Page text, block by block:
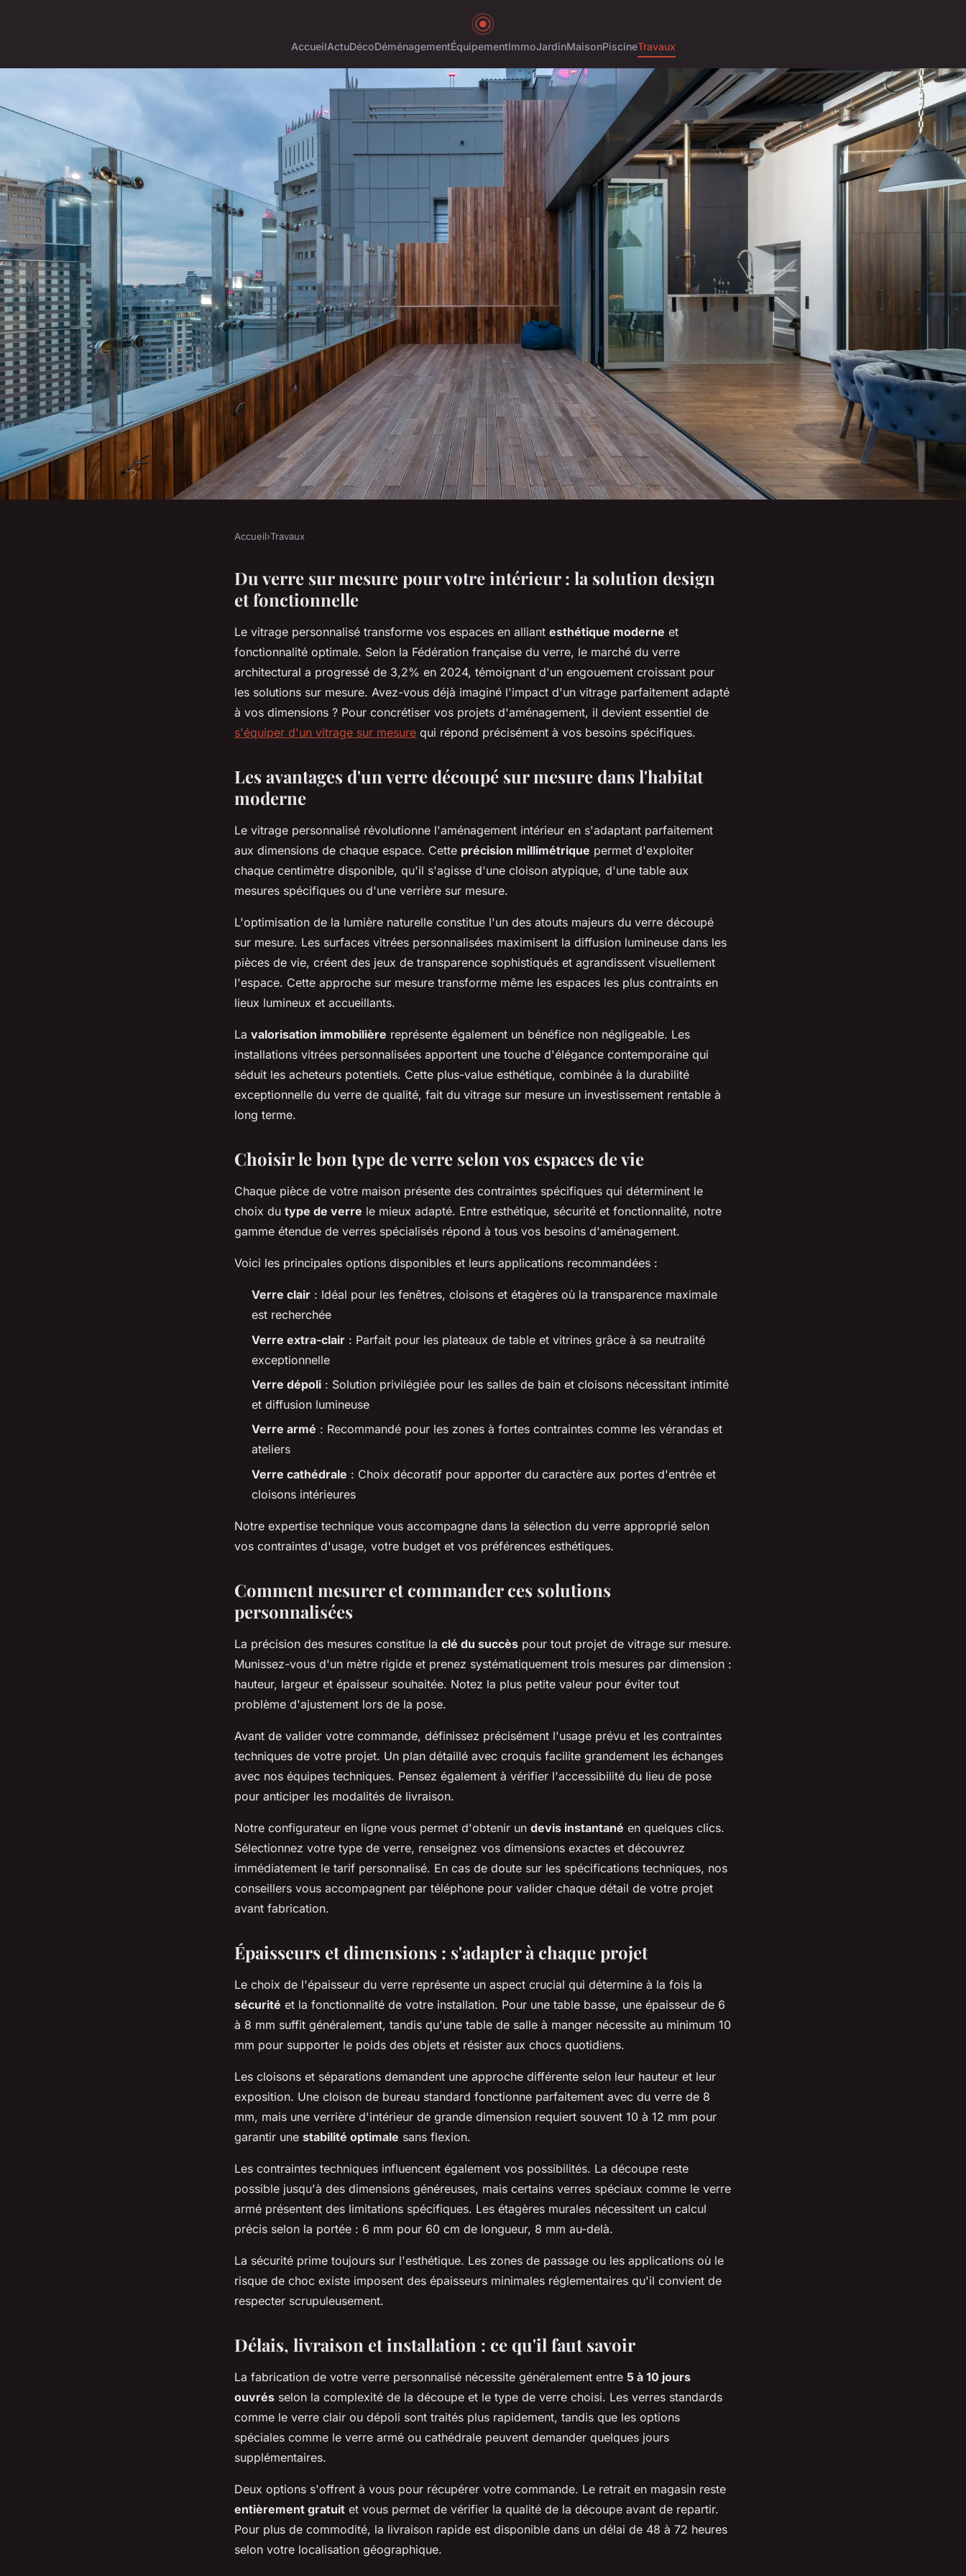
AccueilActuDécoDéménagementÉquipementImmoJardinMaisonPiscineTravaux
Vitrage sur mesure : illuminez votre
intérieur avec élégance
Accueil›Travaux
Du verre sur mesure pour votre intérieur : la solution design
et fonctionnelle
Le vitrage personnalisé transforme vos espaces en alliant esthétique moderne et
fonctionnalité optimale. Selon la Fédération française du verre, le marché du verre
architectural a progressé de 3,2% en 2024, témoignant d'un engouement croissant pour
les solutions sur mesure. Avez-vous déjà imaginé l'impact d'un vitrage parfaitement adapté
à vos dimensions ? Pour concrétiser vos projets d'aménagement, il devient essentiel de
s'équiper d'un vitrage sur mesure qui répond précisément à vos besoins spécifiques.
Les avantages d'un verre découpé sur mesure dans l'habitat
moderne
Le vitrage personnalisé révolutionne l'aménagement intérieur en s'adaptant parfaitement
aux dimensions de chaque espace. Cette précision millimétrique permet d'exploiter
chaque centimètre disponible, qu'il s'agisse d'une cloison atypique, d'une table aux
mesures spécifiques ou d'une verrière sur mesure.
L'optimisation de la lumière naturelle constitue l'un des atouts majeurs du verre découpé
sur mesure. Les surfaces vitrées personnalisées maximisent la diffusion lumineuse dans les
pièces de vie, créent des jeux de transparence sophistiqués et agrandissent visuellement
l'espace. Cette approche sur mesure transforme même les espaces les plus contraints en
lieux lumineux et accueillants.
La valorisation immobilière représente également un bénéfice non négligeable. Les
installations vitrées personnalisées apportent une touche d'élégance contemporaine qui
séduit les acheteurs potentiels. Cette plus-value esthétique, combinée à la durabilité
exceptionnelle du verre de qualité, fait du vitrage sur mesure un investissement rentable à
long terme.
Choisir le bon type de verre selon vos espaces de vie
Chaque pièce de votre maison présente des contraintes spécifiques qui déterminent le
choix du type de verre le mieux adapté. Entre esthétique, sécurité et fonctionnalité, notre
gamme étendue de verres spécialisés répond à tous vos besoins d'aménagement.
Voici les principales options disponibles et leurs applications recommandées :
Verre clair : Idéal pour les fenêtres, cloisons et étagères où la transparence maximale
est recherchée
Verre extra-clair : Parfait pour les plateaux de table et vitrines grâce à sa neutralité
exceptionnelle
Verre dépoli : Solution privilégiée pour les salles de bain et cloisons nécessitant intimité
et diffusion lumineuse
Verre armé : Recommandé pour les zones à fortes contraintes comme les vérandas et
ateliers
Verre cathédrale : Choix décoratif pour apporter du caractère aux portes d'entrée et
cloisons intérieures
Notre expertise technique vous accompagne dans la sélection du verre approprié selon
vos contraintes d'usage, votre budget et vos préférences esthétiques.
Comment mesurer et commander ces solutions
personnalisées
La précision des mesures constitue la clé du succès pour tout projet de vitrage sur mesure.
Munissez-vous d'un mètre rigide et prenez systématiquement trois mesures par dimension :
hauteur, largeur et épaisseur souhaitée. Notez la plus petite valeur pour éviter tout
problème d'ajustement lors de la pose.
Avant de valider votre commande, définissez précisément l'usage prévu et les contraintes
techniques de votre projet. Un plan détaillé avec croquis facilite grandement les échanges
avec nos équipes techniques. Pensez également à vérifier l'accessibilité du lieu de pose
pour anticiper les modalités de livraison.
Notre configurateur en ligne vous permet d'obtenir un devis instantané en quelques clics.
Sélectionnez votre type de verre, renseignez vos dimensions exactes et découvrez
immédiatement le tarif personnalisé. En cas de doute sur les spécifications techniques, nos
conseillers vous accompagnent par téléphone pour valider chaque détail de votre projet
avant fabrication.
Épaisseurs et dimensions : s'adapter à chaque projet
Le choix de l'épaisseur du verre représente un aspect crucial qui détermine à la fois la
sécurité et la fonctionnalité de votre installation. Pour une table basse, une épaisseur de 6
à 8 mm suffit généralement, tandis qu'une table de salle à manger nécessite au minimum 10
mm pour supporter le poids des objets et résister aux chocs quotidiens.
Les cloisons et séparations demandent une approche différente selon leur hauteur et leur
exposition. Une cloison de bureau standard fonctionne parfaitement avec du verre de 8
mm, mais une verrière d'intérieur de grande dimension requiert souvent 10 à 12 mm pour
garantir une stabilité optimale sans flexion.
Les contraintes techniques influencent également vos possibilités. La découpe reste
possible jusqu'à des dimensions généreuses, mais certains verres spéciaux comme le verre
armé présentent des limitations spécifiques. Les étagères murales nécessitent un calcul
précis selon la portée : 6 mm pour 60 cm de longueur, 8 mm au-delà.
La sécurité prime toujours sur l'esthétique. Les zones de passage ou les applications où le
risque de choc existe imposent des épaisseurs minimales réglementaires qu'il convient de
respecter scrupuleusement.
Délais, livraison et installation : ce qu'il faut savoir
La fabrication de votre verre personnalisé nécessite généralement entre 5 à 10 jours
ouvrés selon la complexité de la découpe et le type de verre choisi. Les verres standards
comme le verre clair ou dépoli sont traités plus rapidement, tandis que les options
spéciales comme le verre armé ou cathédrale peuvent demander quelques jours
supplémentaires.
Deux options s'offrent à vous pour récupérer votre commande. Le retrait en magasin reste
entièrement gratuit et vous permet de vérifier la qualité de la découpe avant de repartir.
Pour plus de commodité, la livraison rapide est disponible dans un délai de 48 à 72 heures
selon votre localisation géographique.